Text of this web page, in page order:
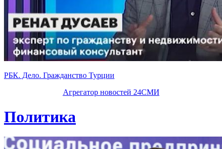
РБК. Дело. Гражданство Турции
Агрегатор новостей 24СМИ
Политика